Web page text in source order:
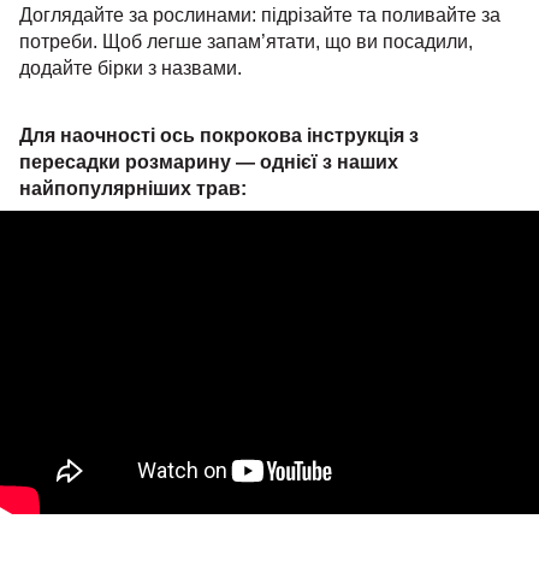
Доглядайте за рослинами: підрізайте та поливайте за
потреби. Щоб легше запам’ятати, що ви посадили,
додайте бірки з назвами.
Для наочності ось покрокова інструкція з
пересадки розмарину — однієї з наших
найпопулярніших трав: